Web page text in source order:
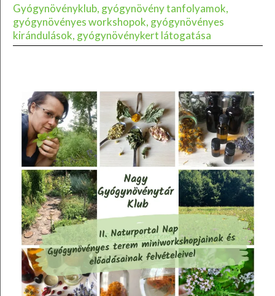
Gyógynövényklub, gyógynövény tanfolyamok,
gyógynövényes workshopok, gyógynövényes
kirándulások, gyógynövénykert látogatása